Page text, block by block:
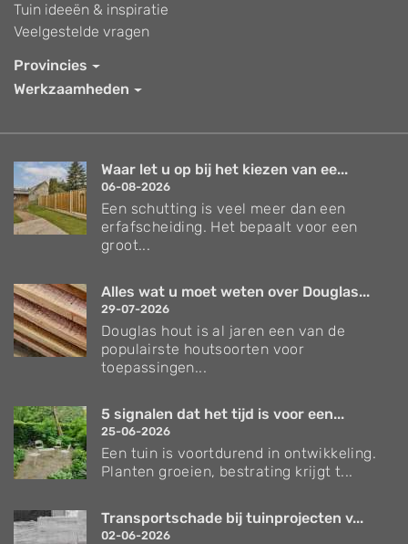
Tuin ideeën & inspiratie
Veelgestelde vragen
Provincies
Werkzaamheden
Waar let u op bij het kiezen van ee...
06-08-2026
Een schutting is veel meer dan een
erfafscheiding. Het bepaalt voor een
groot...
Alles wat u moet weten over Douglas...
29-07-2026
Douglas hout is al jaren een van de
populairste houtsoorten voor
toepassingen...
5 signalen dat het tijd is voor een...
25-06-2026
Een tuin is voortdurend in ontwikkeling.
Planten groeien, bestrating krijgt t...
Transportschade bij tuinprojecten v...
02-06-2026